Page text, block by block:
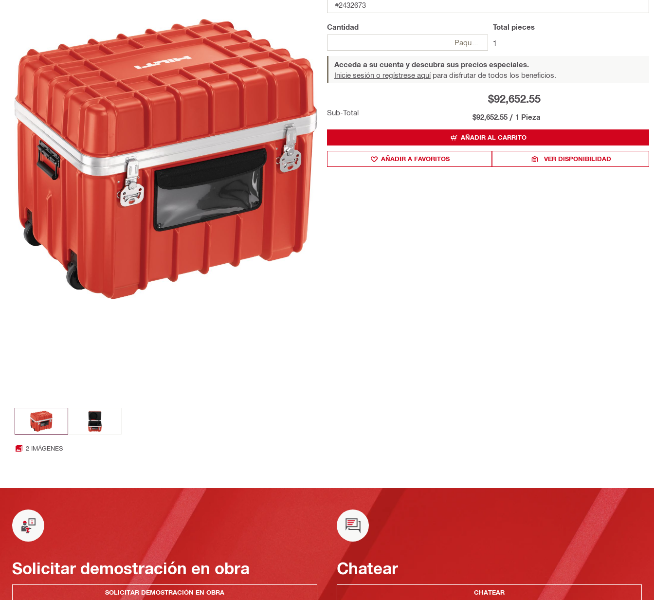
2 IMÁGENES
#2432673
Cantidad
Paquetes
Total pieces
1
Acceda a su cuenta y descubra sus precios especiales.
Inicie sesión o regístrese aquípara disfrutar de todos los beneficios.
Sub-Total
$92,652.55
$92,652.55 / 1 Pieza
AÑADIR AL CARRITO
AÑADIR A FAVORITOS VER DISPONIBILIDAD
Solicitar demostración en obra
SOLICITAR DEMOSTRACIÓN EN OBRA
Chatear
CHATEAR